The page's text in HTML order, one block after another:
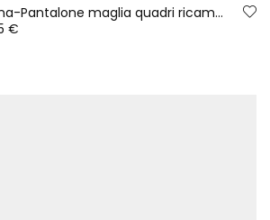
Gonna-Pantalone maglia quadri ricamo fiori bambina
€